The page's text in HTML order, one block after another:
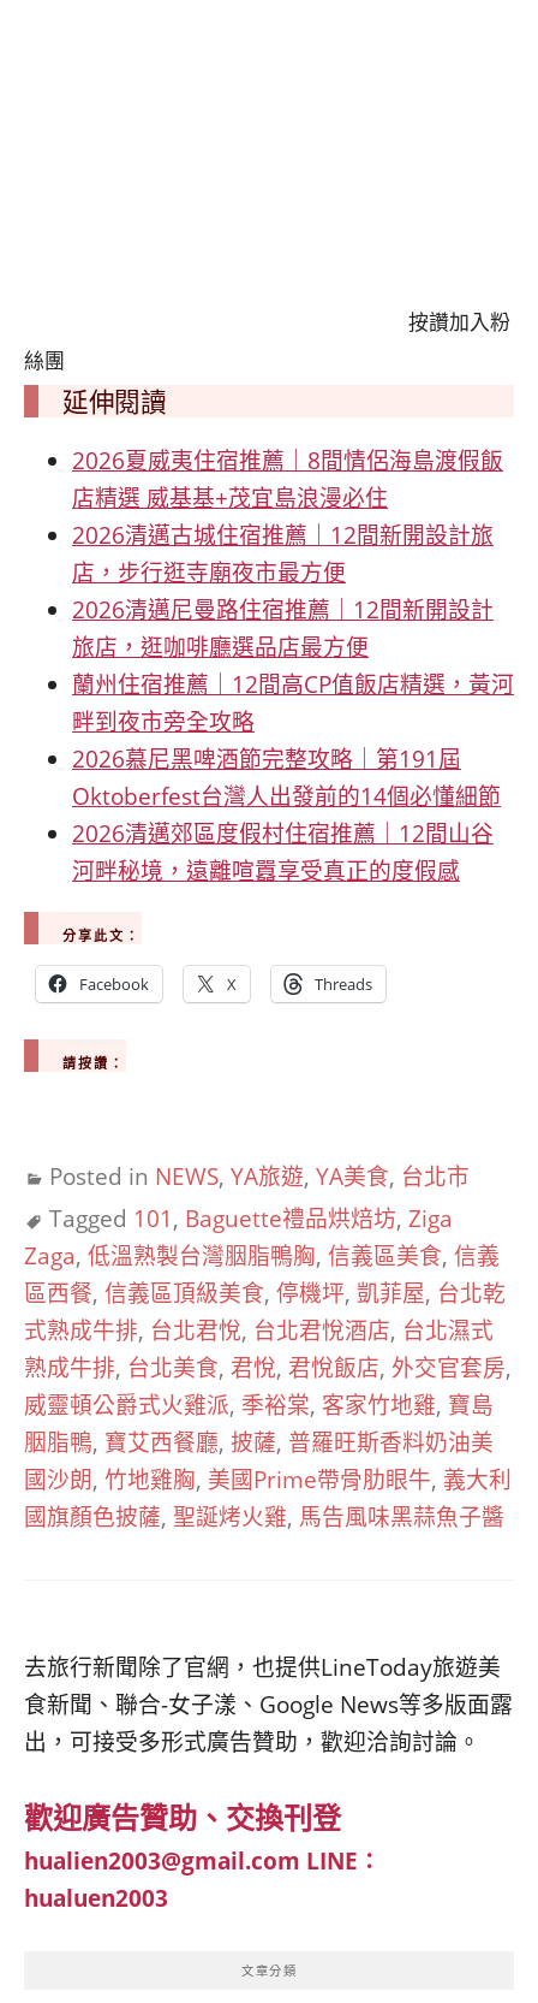
按讚加入粉
絲團
延伸閱讀
2026夏威夷住宿推薦｜8間情侶海島渡假飯
店精選 威基基+茂宜島浪漫必住
2026清邁古城住宿推薦｜12間新開設計旅
店，步行逛寺廟夜市最方便
2026清邁尼曼路住宿推薦｜12間新開設計
旅店，逛咖啡廳選品店最方便
蘭州住宿推薦｜12間高CP值飯店精選，黃河
畔到夜市旁全攻略
2026慕尼黑啤酒節完整攻略｜第191屆
Oktoberfest台灣人出發前的14個必懂細節
2026清邁郊區度假村住宿推薦｜12間山谷
河畔秘境，遠離喧囂享受真正的度假感
分享此文：
Facebook X Threads
請按讚：
Posted in NEWS, YA旅遊, YA美食, 台北市
Tagged 101 , Baguette禮品烘焙坊, Ziga
Zaga, 低溫熟製台灣胭脂鴨胸, 信義區美食, 信義
區西餐, 信義區頂級美食, 停機坪, 凱菲屋, 台北乾
式熟成牛排, 台北君悅, 台北君悅酒店, 台北濕式
熟成牛排, 台北美食, 君悅, 君悅飯店, 外交官套房,
威靈頓公爵式火雞派, 季裕棠, 客家竹地雞, 寶島
胭脂鴨, 寶艾西餐廳, 披薩, 普羅旺斯香料奶油美
國沙朗, 竹地雞胸, 美國Prime帶骨肋眼牛, 義大利
國旗顏色披薩, 聖誕烤火雞, 馬告風味黑蒜魚子醬
去旅行新聞除了官網，也提供LineToday旅遊美
食新聞、聯合-女子漾、Google News等多版面露
出，可接受多形式廣告贊助，歡迎洽詢討論。
歡迎廣告贊助、交換刊登
hualien2003@gmail.com LINE：
hualuen2003
文章分類